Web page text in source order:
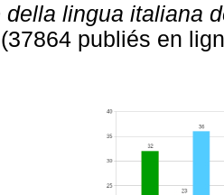
della lingua italiana
publiés en